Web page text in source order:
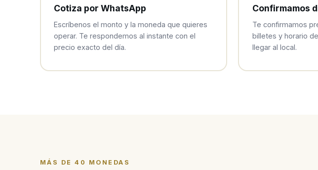
Cotiza por WhatsApp
Escríbenos el monto y la moneda que quieres
operar. Te respondemos al instante con el
precio exacto del día.
Confirmamos
Te confirmamos
billetes y horario
llegar al local.
MÁS DE 40 MONEDAS